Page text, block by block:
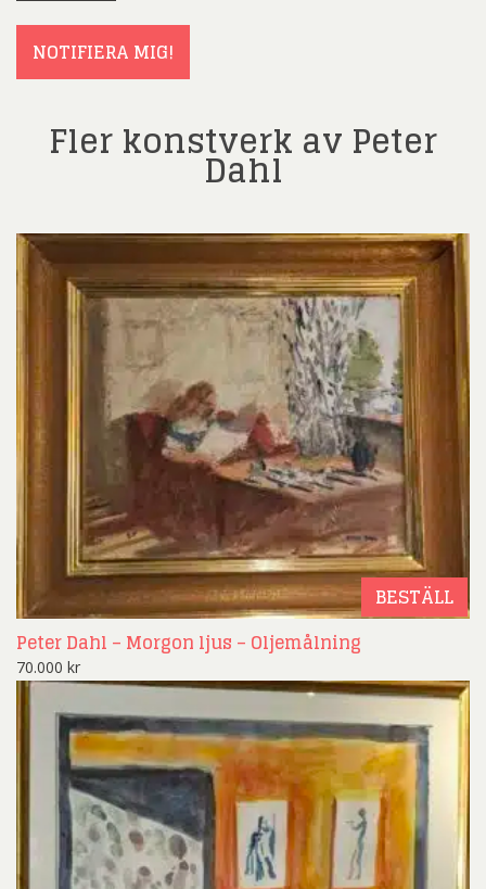
NOTIFIERA MIG!
Fler konstverk av Peter
Dahl
BESTÄLL
Peter Dahl – Morgon ljus – Oljemålning
70.000 kr